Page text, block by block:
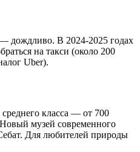
— дождливо. В 2024-2025 годах
на такси (около 200
Uber).
класса — от 700
музей современного
Для любителей природы